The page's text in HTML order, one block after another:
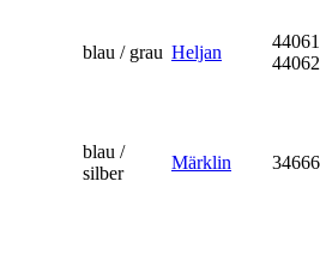
blau / grau Heljan
44061
44062
blau /
silber
Märklin 34666